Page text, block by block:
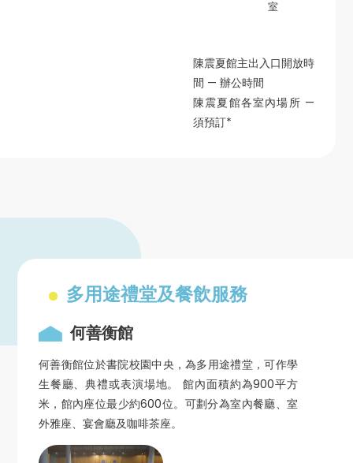
室
陳震夏館主出入口開放時
間 — 辦公時間
陳震夏館各室內場所 —
須預訂*
多用途禮堂及餐飲服務
何善衡館
何善衡館位於書院校園中央，為多用途禮堂，可作學
生餐廳、典禮或表演場地。 館內面積約為900平方
米，館內座位最少約600位。可劃分為室內餐廳、室
外雅座、宴會廳及咖啡茶座。